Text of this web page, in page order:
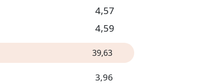
4,57
4,59
39,63
3,96